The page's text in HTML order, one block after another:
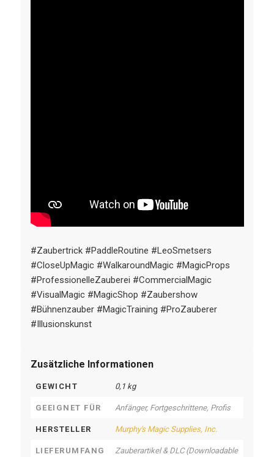
#Zaubertrick #PaddleRoutine #LeoSmetsers
#CloseUpMagic #WalkaroundMagic #MagicProps
#ProfessionelleZauberei #CommercialMagic
#VisualMagic #MagicShop #Zaubershow
#Bühnenzauber #MagicTraining #ProZauberer
#Illusionskunst
Zusätzliche Informationen
GEWICHT 0,1 kg
GEEIGNET FÜR Anfänger, Fortgeschrittene, Profis
HERSTELLER Murphy's Magic Supplies, Inc.
LIEFERUMFANG
Zauberartikel & DLC (Downloadable